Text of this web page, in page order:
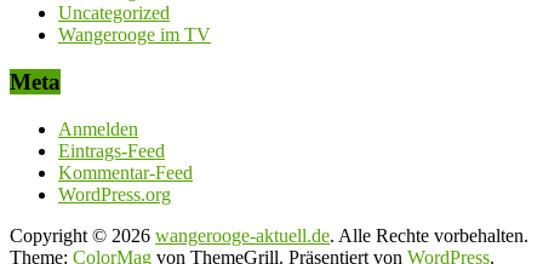
Uncategorized
Wangerooge im TV
Meta
Anmelden
Eintrags-Feed
Kommentar-Feed
WordPress.org
Copyright © 2026 wangerooge-aktuell.de. Alle Rechte vorbehalten.
Theme: ColorMag von ThemeGrill. Präsentiert von WordPress.